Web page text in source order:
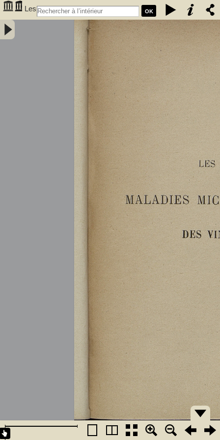
OK
Les
maladies microbiennes des vins : fermentation alcoolique, maladies
microbiennes, casse des vins, hygiène du vin, traitements des vins
malades / par A. Bouffard,... - Bouffard, A. (18XX-.... ; œnologue).